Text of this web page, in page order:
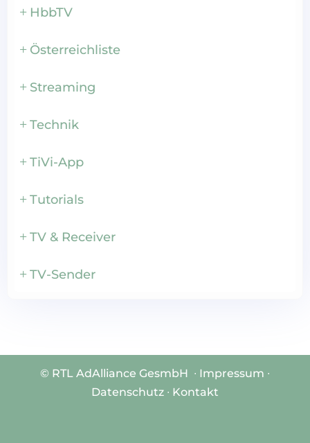
HbbTV
Österreichliste
Streaming
Technik
TiVi-App
Tutorials
TV & Receiver
TV-Sender
© RTL AdAlliance GesmbH ∙ Impressum ∙
Datenschutz ∙ Kontakt